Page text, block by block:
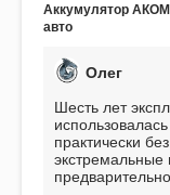
Аккумулятор
авто
Олег
Шесть лет
практически
экстремальные